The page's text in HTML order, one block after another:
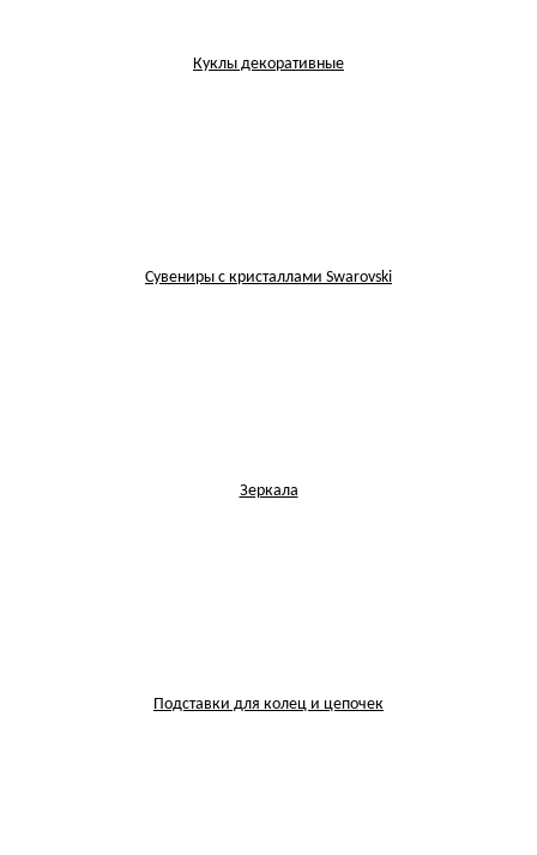
Куклы декоративные
Сувениры с кристаллами Swarovski
Зеркала
Подставки для колец и цепочек